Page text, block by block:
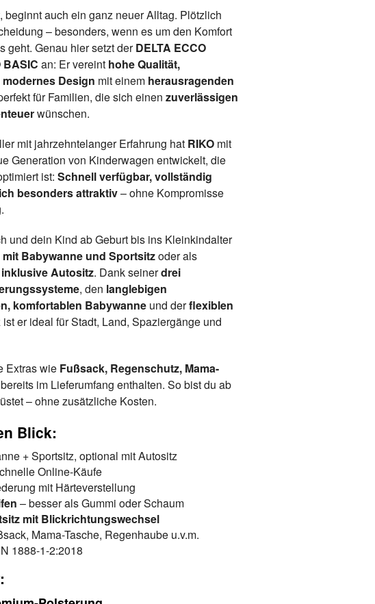
auch ein ganz neuer Alltag. Plötzlich
– besonders, wenn es um den Komfort
geht. Genau hier setzt derDELTA ECCO
an: Er vereint hohe Qualität,
Design mit einem herausragenden
für Familien, die sich einen zuverlässigen
wünschen.
mit jahrzehntelanger Erfahrung hat RIKO mit
Generation von Kinderwagen entwickelt, die
ist: Schnell verfügbar, vollständig
besonders attraktiv– ohne Kompromisse
und dein Kind ab Geburt bis ins Kleinkindalter
Babywanne und Sportsitzoder als
Autositz. Dank seinerdrei
, den langlebigen
komfortablen Babywanne und derflexiblen
er ideal für Stadt, Land, Spaziergänge und
Extras wie Fußsack, Regenschutz, Mama-
im Lieferumfang enthalten. So bist du ab
– ohne zusätzliche Kosten.
Blick:
+ Sportsitz, optional mit Autositz
Online-Käufe
mit Härteverstellung
– besser als Gummi oder Schaum
mit Blickrichtungswechsel
Mama-Tasche, Regenhaube u.v.m.
1888-1-2:2018